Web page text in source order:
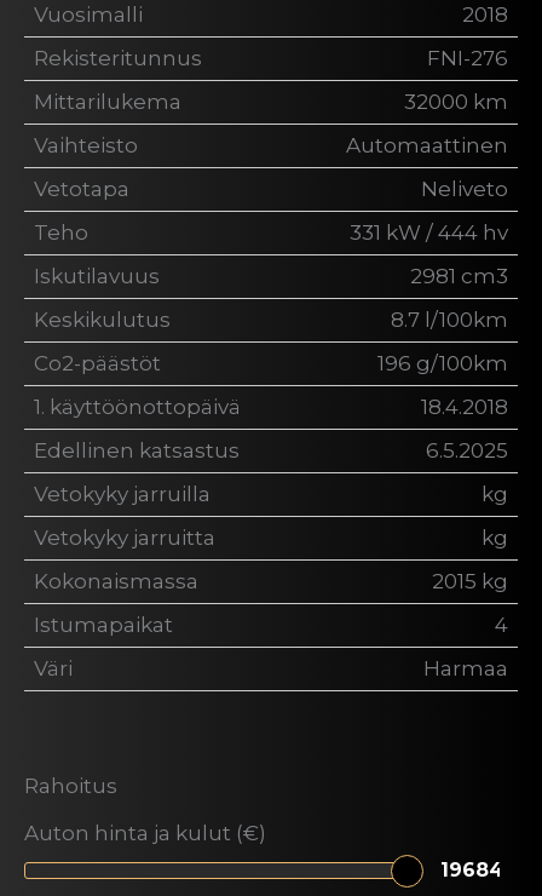
Vuosimalli
2018
Rekisteritunnus
FNI-276
Mittarilukema
32000 km
Vaihteisto
Automaattinen
Vetotapa
Neliveto
Teho
331 kW / 444 hv
Iskutilavuus
2981 cm3
Keskikulutus
8.7 l/100km
Co2-päästöt
196 g/100km
1. käyttöönottopäivä
18.4.2018
Edellinen katsastus
6.5.2025
Vetokyky jarruilla
kg
Vetokyky jarruitta
kg
Kokonaismassa
2015 kg
Istumapaikat
4
Väri
Harmaa
Rahoitus
Auton hinta ja kulut (€)